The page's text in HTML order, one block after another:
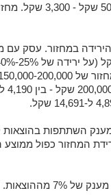
במחזור. עסק עם
מענק השתתפות בהוצאות
המחזור כפול ממוצע